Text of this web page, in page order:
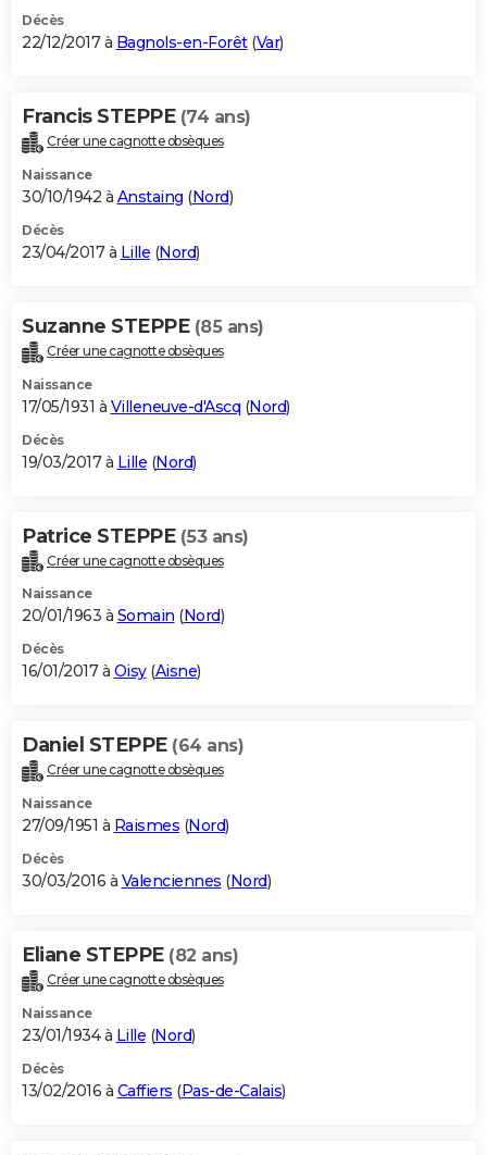
Décès
22/12/2017 à Bagnols-en-Forêt(Var)
Francis STEPPE (74 ans)
Créer une cagnotte obsèques
Naissance
30/10/1942 à Anstaing (Nord)
Décès
23/04/2017 à Lille (Nord)
Suzanne STEPPE (85 ans)
Créer une cagnotte obsèques
Naissance
17/05/1931 à Villeneuve-d'Ascq (Nord)
Décès
19/03/2017 à Lille (Nord)
Patrice STEPPE (53 ans)
Créer une cagnotte obsèques
Naissance
20/01/1963 à Somain (Nord)
Décès
16/01/2017 à Oisy(Aisne)
Daniel STEPPE (64 ans)
Créer une cagnotte obsèques
Naissance
27/09/1951 à Raismes (Nord)
Décès
30/03/2016 à Valenciennes (Nord)
Eliane STEPPE (82 ans)
Créer une cagnotte obsèques
Naissance
23/01/1934 à Lille (Nord)
Décès
13/02/2016 à Caffiers (Pas-de-Calais)